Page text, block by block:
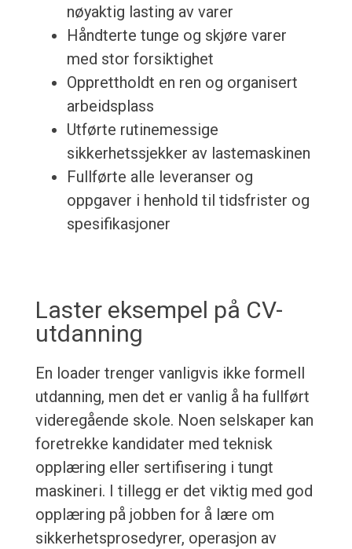
nøyaktig lasting av varer
Håndterte tunge og skjøre varer
med stor forsiktighet
Opprettholdt en ren og organisert
arbeidsplass
Utførte rutinemessige
sikkerhetssjekker av lastemaskinen
Fullførte alle leveranser og
oppgaver i henhold til tidsfrister og
spesifikasjoner
Laster eksempel på CV-
utdanning
En loader trenger vanligvis ikke formell
utdanning, men det er vanlig å ha fullført
videregående skole. Noen selskaper kan
foretrekke kandidater med teknisk
opplæring eller sertifisering i tungt
maskineri. I tillegg er det viktig med god
opplæring på jobben for å lære om
sikkerhetsprosedyrer, operasjon av